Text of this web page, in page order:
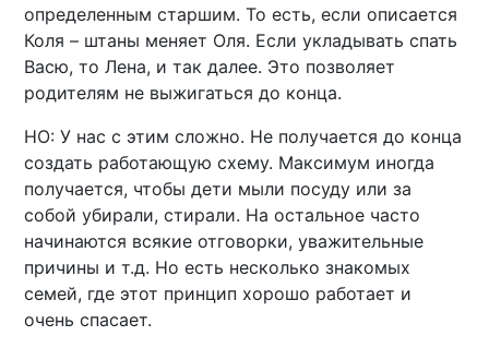
определенным старшим. То есть, если описается
Коля – штаны меняет Оля. Если укладывать спать
Васю, то Лена, и так далее. Это позволяет
родителям не выжигаться до конца.
НО: У нас с этим сложно. Не получается до конца
создать работающую схему. Максимум иногда
получается, чтобы дети мыли посуду или за
собой убирали, стирали. На остальное часто
начинаются всякие отговорки, уважительные
причины и т.д. Но есть несколько знакомых
семей, где этот принцип хорошо работает и
очень спасает.